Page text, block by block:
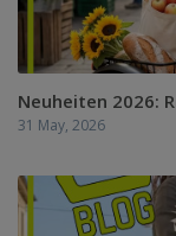
Neuheiten 2026:
31 May, 2026